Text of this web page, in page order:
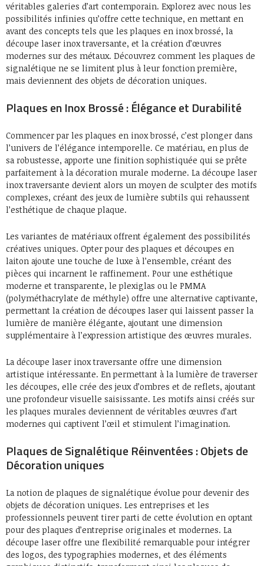
véritables galeries d’art contemporain. Explorez avec nous les
possibilités infinies qu’offre cette technique, en mettant en
avant des concepts tels que les plaques en inox brossé, la
découpe laser inox traversante, et la création d’œuvres
modernes sur des métaux. Découvrez comment les plaques de
signalétique ne se limitent plus à leur fonction première,
mais deviennent des objets de décoration uniques.
Plaques en Inox Brossé : Élégance et Durabilité
Commencer par les plaques en inox brossé, c’est plonger dans
l’univers de l’élégance intemporelle. Ce matériau, en plus de
sa robustesse, apporte une finition sophistiquée qui se prête
parfaitement à la décoration murale moderne. La découpe laser
inox traversante devient alors un moyen de sculpter des motifs
complexes, créant des jeux de lumière subtils qui rehaussent
l’esthétique de chaque plaque.
Les variantes de matériaux offrent également des possibilités
créatives uniques. Opter pour des plaques et découpes en
laiton ajoute une touche de luxe à l’ensemble, créant des
pièces qui incarnent le raffinement. Pour une esthétique
moderne et transparente, le plexiglas ou le PMMA
(polyméthacrylate de méthyle) offre une alternative captivante,
permettant la création de découpes laser qui laissent passer la
lumière de manière élégante, ajoutant une dimension
supplémentaire à l’expression artistique des œuvres murales.
La découpe laser inox traversante offre une dimension
artistique intéressante. En permettant à la lumière de traverser
les découpes, elle crée des jeux d’ombres et de reflets, ajoutant
une profondeur visuelle saisissante. Les motifs ainsi créés sur
les plaques murales deviennent de véritables œuvres d’art
modernes qui captivent l’œil et stimulent l’imagination.
Plaques de Signalétique Réinventées : Objets de
Décoration uniques
La notion de plaques de signalétique évolue pour devenir des
objets de décoration uniques. Les entreprises et les
professionnels peuvent tirer parti de cette évolution en optant
pour des plaques d’entreprise originales et modernes. La
découpe laser offre une flexibilité remarquable pour intégrer
des logos, des typographies modernes, et des éléments